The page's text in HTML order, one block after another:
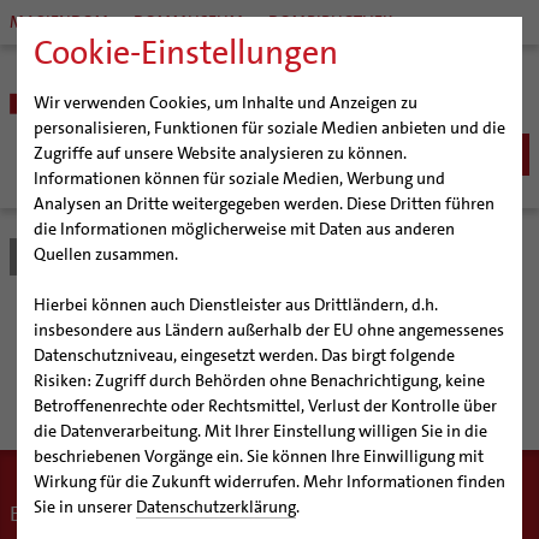
Cookie-Einstellungen
Wir verwenden Cookies, um Inhalte und Anzeigen zu
personalisieren, Funktionen für soziale Medien anbieten und die
Zugriffe auf unsere Website analysieren zu können.
Informationen können für soziale Medien, Werbung und
Analysen an Dritte weitergegeben werden. Diese Dritten führen
die Informationen möglicherweise mit Daten aus anderen
Quellen zusammen.
Hierbei können auch Dienstleister aus Drittländern, d.h.
insbesondere aus Ländern außerhalb der EU ohne angemessenes
Datenschutzniveau, eingesetzt werden. Das birgt folgende
Risiken: Zugriff durch Behörden ohne Benachrichtigung, keine
Betroffenenrechte oder Rechtsmittel, Verlust der Kontrolle über
die Datenverarbeitung. Mit Ihrer Einstellung willigen Sie in die
beschriebenen Vorgänge ein. Sie können Ihre Einwilligung mit
Wirkung für die Zukunft widerrufen. Mehr Informationen finden
Sie in unserer Datenschutzerklärung.
MARIENDOM DOMMUSEUM DOMBIBLIOTHEK
BISTUM
Bischöfe
Weihbischof Dr. Martin Marahrens
Bischof em. Norbert Trelle
Weihbischof em. Bongartz
Weihbischof em. Schwerdtfeger
Weihbischof em. Koitz
Bischof em. Dr. Wüstenberg
Generalvikariat
Gremien
Diözesangericht
Gemeindegremien
Pfarrgemeinden
Hildesheimer Dom
Virtueller Rundgang durch den Dom
Tausendjähriger Rosenstock
Die Hildesheimer Dommusik
Wallfahrten | Pilgern
Termine Wallfahrten und Pilgern
Jakobswege im Bistum Hildesheim
Veranstaltungen
Strategieprozess
Jugend
SEELSORGE
Katholisch werden
Wiedereintritt
Erwachsenenkatechumenat
Glaube leben
Glaubensveranstaltungen
Taufe
Fragen zur Taufe
Erwachsenentaufe
Taufsymbole
Erstkommunion
Firmung
Hochzeit
Katholisch heiraten
Lebensende
BERATUNG & HILFE
Ehe-, Familien-, und Lebensberatung (EFL)
Schwangerenberatung
Beratungsstellen
Prävention und Hilfe bei sexualisierter Gewalt
Schuldnerberatung
Beratungsstellen
Caritas
Bischöfliche Stiftung Gemeinsam für das Leben
BILDUNG & KULTUR
Schulen | Hochschulen
Katholische Schulen im Bistum
Veranstaltungen
Schulpastoral
Dommuseum
Dombibliothek
Bistumsarchiv
KIRCHE & GESELLSCHAFT
Ökumene
Interreligiöser Dialog
Weltkirche
SERVICE
Angebote
Abenteuer Glaube
Bistum Hildesheim
Weite Räume – von Gott
geschenkt zum Leben
Ein Beitrag zum Experiment"Meine Heilige Schrift"